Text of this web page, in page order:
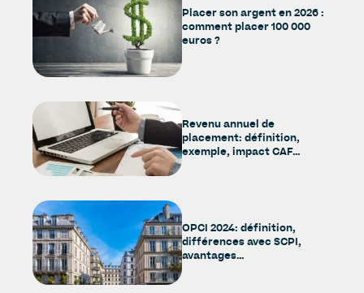
Placer son argent en 2026 :
comment placer 100 000
euros ?
Revenu annuel de
placement: définition,
exemple, impact CAF…
OPCI 2024: définition,
différences avec SCPI,
avantages…